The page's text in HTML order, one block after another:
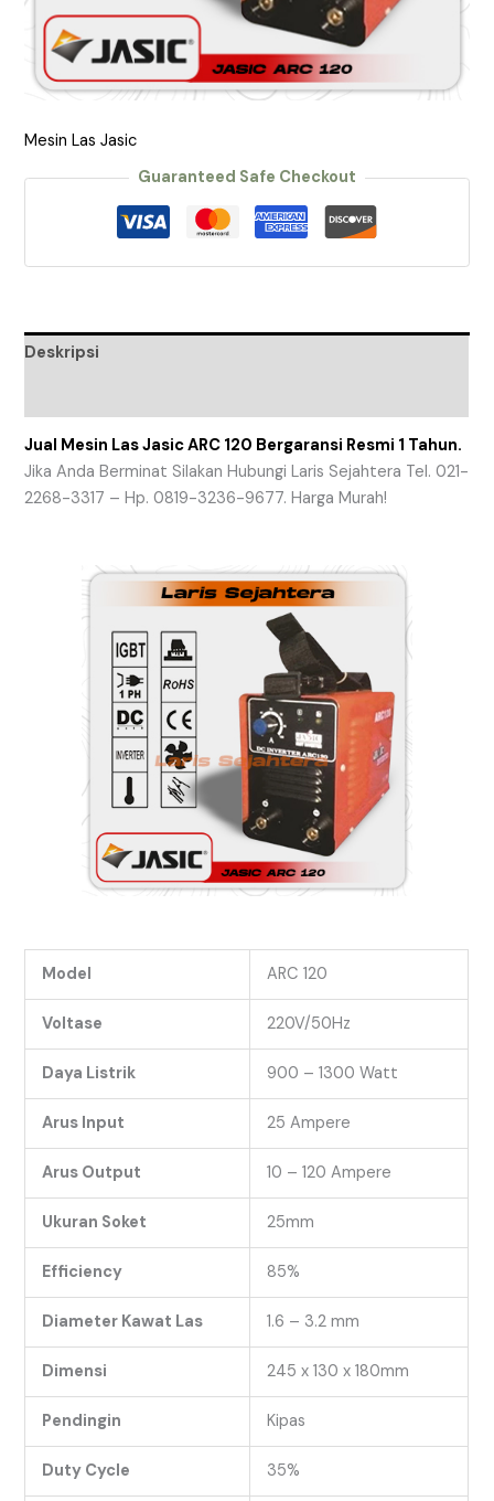
Mesin Las Jasic
Guaranteed Safe Checkout
Deskripsi
Jual Mesin Las Jasic ARC 120 Bergaransi Resmi 1 Tahun.
Jika Anda Berminat Silakan Hubungi Laris Sejahtera Tel. 021-
2268-3317 – Hp. 0819-3236-9677. Harga Murah!
Model ARC 120
Voltase 220V/50Hz
Daya Listrik 900 – 1300 Watt
Arus Input 25 Ampere
Arus Output 10 – 120 Ampere
Ukuran Soket 25mm
Efficiency 85%
Diameter Kawat Las 1.6 – 3.2 mm
Dimensi 245 x 130 x 180mm
Pendingin Kipas
Duty Cycle 35%